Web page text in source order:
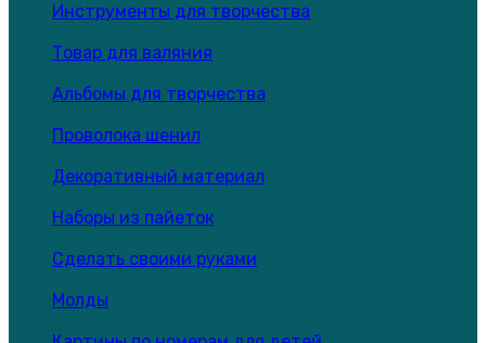
Инструменты для творчества
Товар для валяния
Альбомы для творчества
Проволока шенил
Декоративный материал
Наборы из пайеток
Сделать своими руками
Молды